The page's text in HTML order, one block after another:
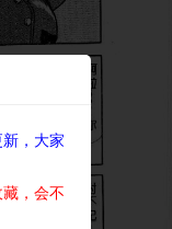
，大家
，会不